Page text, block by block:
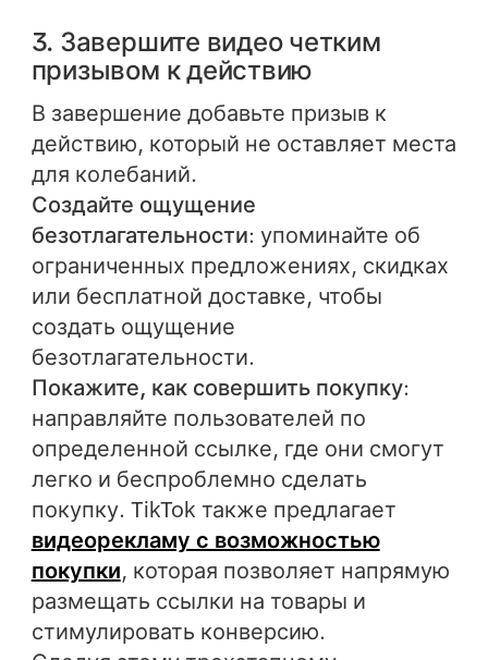
3. Завершите видео четким
призывом к действию
В завершение добавьте призыв к
действию, который не оставляет места
для колебаний.
Создайте ощущение
безотлагательности: упоминайте об
ограниченных предложениях, скидках
или бесплатной доставке, чтобы
создать ощущение
безотлагательности.
Покажите, как совершить покупку:
направляйте пользователей по
определенной ссылке, где они смогут
легко и беспроблемно сделать
покупку. TikTok также предлагает
видеорекламу с возможностью
покупки, которая позволяет напрямую
размещать ссылки на товары и
стимулировать конверсию.